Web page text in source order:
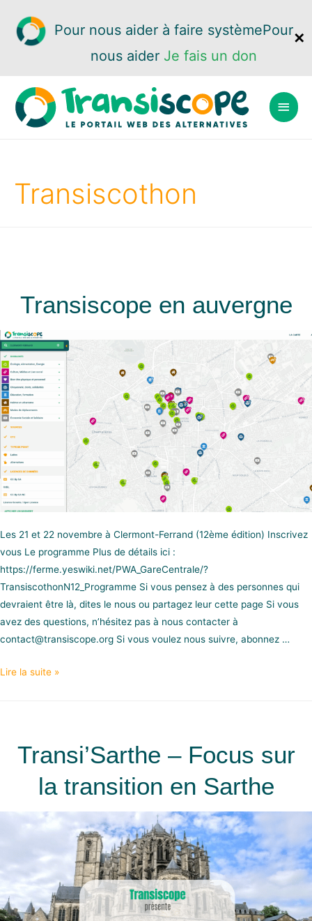
Pour nous aider à faire systèmePour
nous aider Je fais un don
✕
Transiscothon
Transiscope en auvergne
Les 21 et 22 novembre à Clermont-Ferrand (12ème édition) Inscrivez
vous Le programme Plus de détails ici :
https://ferme.yeswiki.net/PWA_GareCentrale/?
TransiscothonN12_Programme Si vous pensez à des personnes qui
devraient être là, dites le nous ou partagez leur cette page Si vous
avez des questions, n’hésitez pas à nous contacter à
contact@transiscope.org Si vous voulez nous suivre, abonnez …
Lire la suite »
Transi’Sarthe – Focus sur
la transition en Sarthe